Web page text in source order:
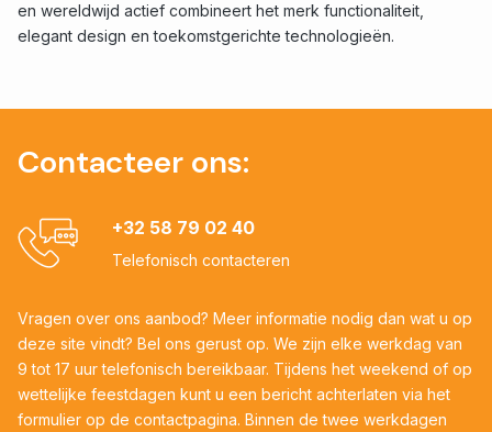
en wereldwijd actief combineert het merk functionaliteit,
elegant design en toekomstgerichte technologieën.
Contacteer ons:
+32 58 79 02 40
Telefonisch contacteren
Vragen over ons aanbod? Meer informatie nodig dan wat u op
deze site vindt? Bel ons gerust op. We zijn elke werkdag van
9 tot 17 uur telefonisch bereikbaar. Tijdens het weekend of op
wettelijke feestdagen kunt u een bericht achterlaten via het
formulier op de contactpagina. Binnen de twee werkdagen